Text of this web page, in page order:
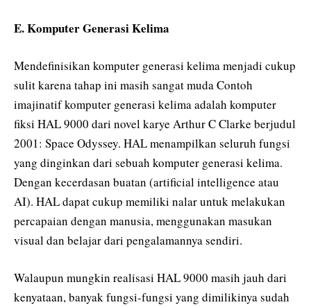
E. Komputer Generasi Kelima
Mendefinisikan komputer generasi kelima menjadi cukup
sulit karena tahap ini masih sangat muda Contoh
imajinatif komputer generasi kelima adalah komputer
fiksi HAL 9000 dari novel karye Arthur C Clarke berjudul
2001: Space Odyssey. HAL menampilkan seluruh fungsi
yang dinginkan dari sebuah komputer generasi kelima.
Dengan kecerdasan buatan (artificial intelligence atau
AI). HAL dapat cukup memiliki nalar untuk melakukan
percapaian dengan manusia, menggunakan masukan
visual dan belajar dari pengalamannya sendiri.
Walaupun mungkin realisasi HAL 9000 masih jauh dari
kenyataan, banyak fungsi-fungsi yang dimilikinya sudah